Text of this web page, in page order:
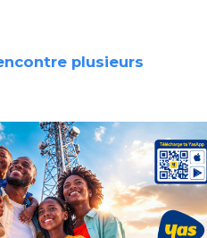
plusieurs